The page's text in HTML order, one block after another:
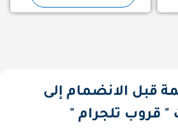
قبل الانضمام إلى
قروب تلجرام "